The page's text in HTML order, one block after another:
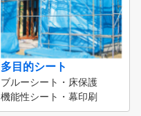
多目的シート
ブルーシート・床保護
機能性シート・幕印刷